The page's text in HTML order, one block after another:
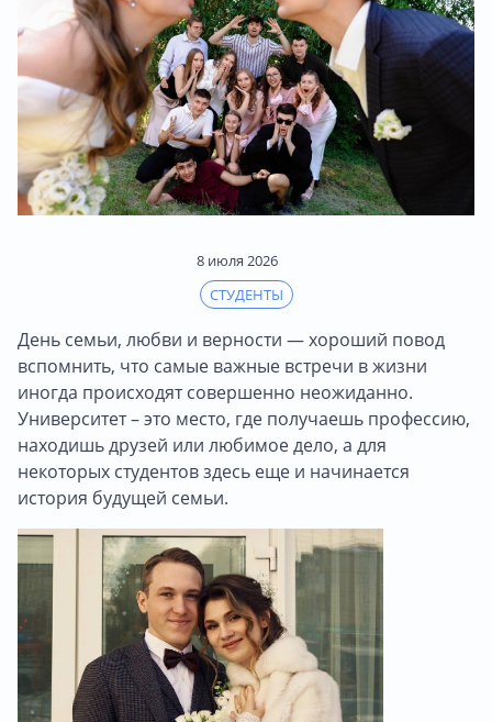
8 июля 2026
СТУДЕНТЫ
День семьи, любви и верности — хороший повод
вспомнить, что самые важные встречи в жизни
иногда происходят совершенно неожиданно.
Университет – это место, где получаешь профессию,
находишь друзей или любимое дело, а для
некоторых студентов здесь еще и начинается
история будущей семьи.